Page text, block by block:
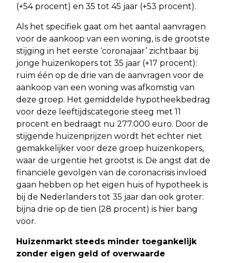
(+54 procent) en 35 tot 45 jaar (+53 procent).
Als het specifiek gaat om het aantal aanvragen
voor de aankoop van een woning, is de grootste
stijging in het eerste ‘coronajaar’ zichtbaar bij
jonge huizenkopers tot 35 jaar (+17 procent):
ruim één op de drie van de aanvragen voor de
aankoop van een woning was afkomstig van
deze groep. Het gemiddelde hypotheekbedrag
voor deze leeftijdscategorie steeg met 11
procent en bedraagt nu 277.000 euro. Door de
stijgende huizenprijzen wordt het echter niet
gemakkelijker voor deze groep huizenkopers,
waar de urgentie het grootst is. De angst dat de
financiële gevolgen van de coronacrisis invloed
gaan hebben op het eigen huis of hypotheek is
bij de Nederlanders tot 35 jaar dan ook groter:
bijna drie op de tien (28 procent) is hier bang
voor.
Huizenmarkt steeds minder toegankelijk
zonder eigen geld of overwaarde